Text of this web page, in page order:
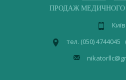
ПРОДАЖ
Київ
тел. (050) 4744045